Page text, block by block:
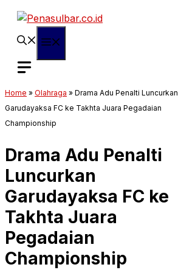
Langsung
Home » Olahraga » Drama Adu Penalti Luncurkan
Garudayaksa FC ke Takhta Juara Pegadaian
Championship
Drama Adu Penalti
Luncurkan
Garudayaksa FC ke
Takhta Juara
Pegadaian
Championship